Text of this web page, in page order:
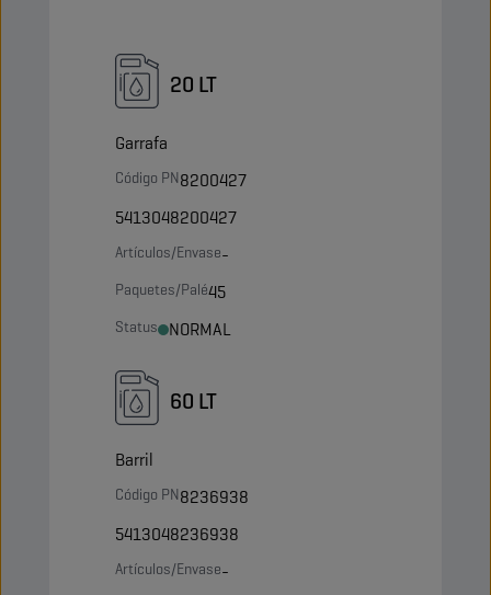
20 LT
Garrafa
Código PN8200427
5413048200427
Artículos/Envase-
Paquetes/Palé45
Status NORMAL
60 LT
Barril
Código PN8236938
5413048236938
Artículos/Envase-